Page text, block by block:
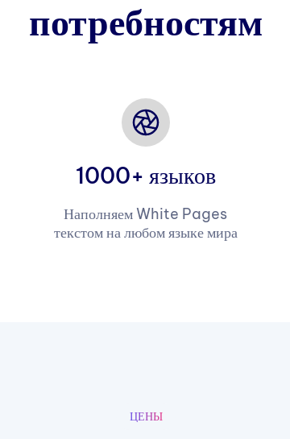
потребностям
1000+ языков
Наполняем White Pages
текстом на любом языке мира
ЦЕНЫ